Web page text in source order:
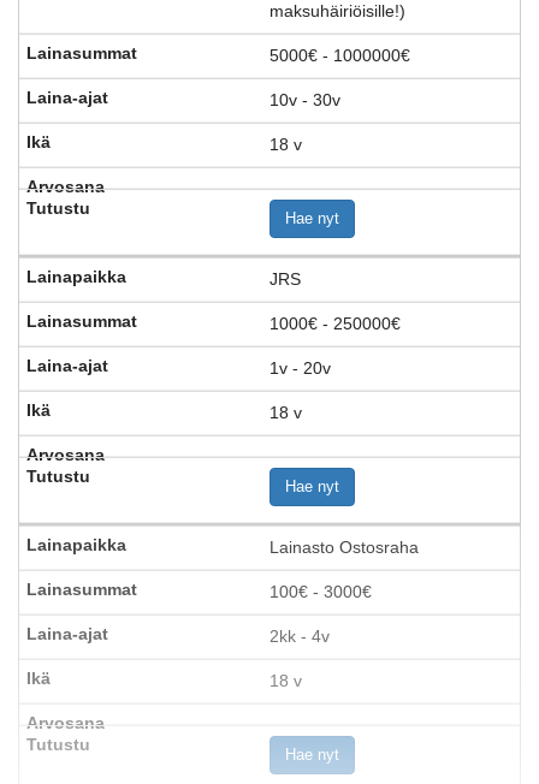
maksuhäiriöisille!)
5000€ - 1000000€
10v - 30v
18 v
Hae nyt
JRS
1000€ - 250000€
1v - 20v
18 v
Hae nyt
Lainasto Ostosraha
100€ - 3000€
2kk - 4v
18 v
Hae nyt